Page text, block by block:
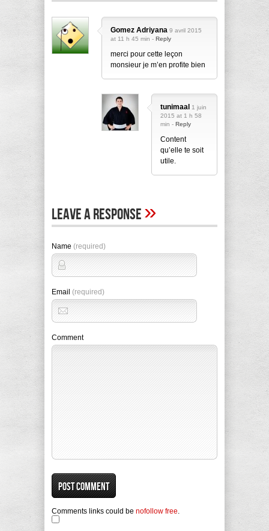
Gomez Adriyana 9 avril 2015
at 11 h 45 min - Reply
merci pour cette leçon
monsieur je m’en profite bien
tunimaal
1 juin
2015 at 1 h 58
min - Reply
Content
qu’elle te soit
utile.
Leave A Response»
Name (required)
Email (required)
Comment
Comments links could be nofollow free.